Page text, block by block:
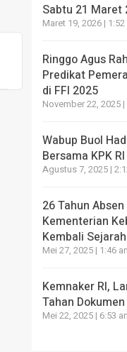
Sabtu 21 Maret
Maret 19, 2026 |
Ringgo Agus
Predikat
di FFI 2025
November 22, 2025 |
Wabup Buol
Bersama KPK
Agustus 7, 2025 |
26 Tahun
Kementerian
Kembali
Mei 27, 2025 | 1:46
Kemnaker RI,
Tahan
Mei 22, 2025 | 6:53